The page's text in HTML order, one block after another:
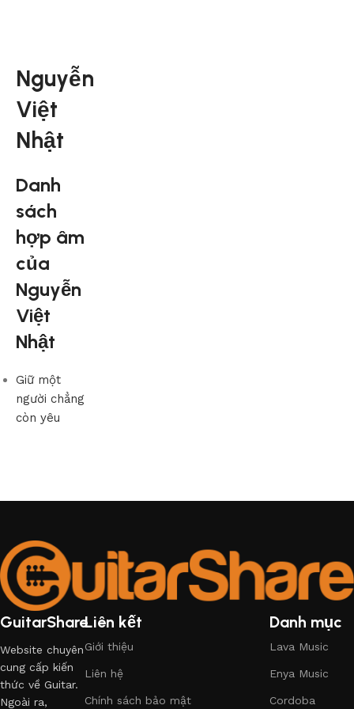
Nguyễn
Việt
Nhật
Danh
sách
hợp âm
của
Nguyễn
Việt
Nhật
Giữ một
người chẳng
còn yêu
GuitarShare
Website chuyên
cung cấp kiến
thức về Guitar.
Ngoài ra,
Liên kết
Giới thiệu
Liên hệ
Chính sách bảo mật
Danh mục
Lava Music
Enya Music
Cordoba